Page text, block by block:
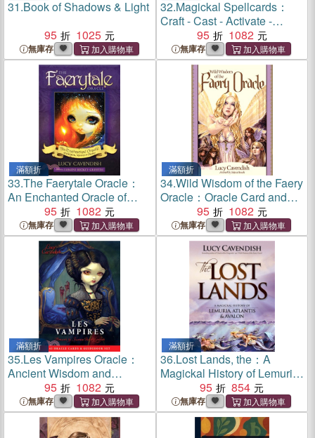
31.Book of Shadows & Light
95
1025
無庫存
32.Magickal Spellcards：
Craft - Cast - Activate -
Empower
95 1082
無庫存
滿額折
33.The Faerytale Oracle：
An Enchanted Oracle of
Initiation, Mystery & Destiny
95 1082
無庫存
滿額折
34.Wild Wisdom of the Faery
Oracle：Oracle Card and
Book Set
95 1082
無庫存
滿額折
35.Les Vampires Oracle：
Ancient Wisdom and
Healing Messages from the
Children of the Night
95 1082
無庫存
滿額折
36.Lost Lands, the：A
Magickal History of Lemuria,
Atlantis & Avalon
95 854
無庫存